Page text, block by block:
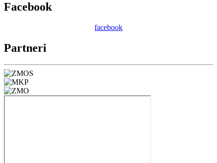
Facebook
facebook
Partneri